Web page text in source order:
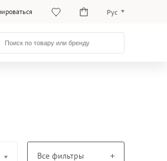
Рус
Қаз
Все фильтры